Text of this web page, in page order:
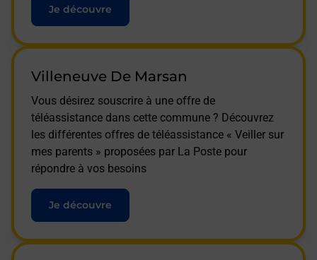
Je découvre
Villeneuve De Marsan
Vous désirez souscrire à une offre de
téléassistance dans cette commune ? Découvrez
les différentes offres de téléassistance « Veiller sur
mes parents » proposées par La Poste pour
répondre à vos besoins
Je découvre